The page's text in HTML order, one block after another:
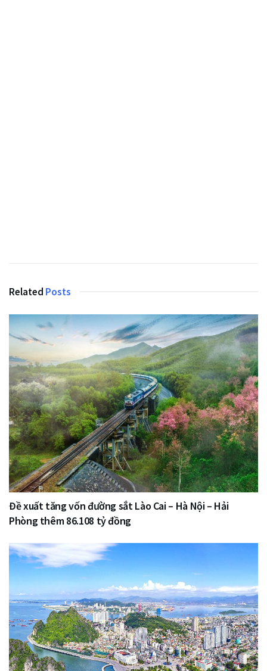
Related Posts
Đề xuất tăng vốn đường sắt Lào Cai – Hà Nội – Hải
Phòng thêm 86.108 tỷ đồng